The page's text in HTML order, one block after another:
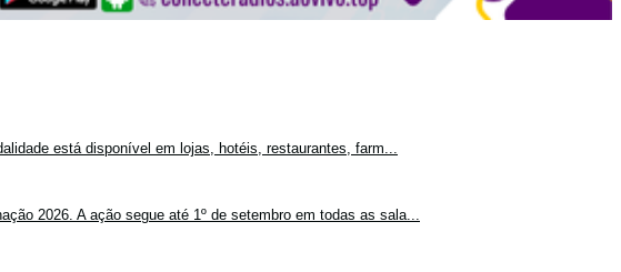
está disponível em lojas, hotéis, restaurantes, farm...
2026. A ação segue até 1º de setembro em todas as sala...